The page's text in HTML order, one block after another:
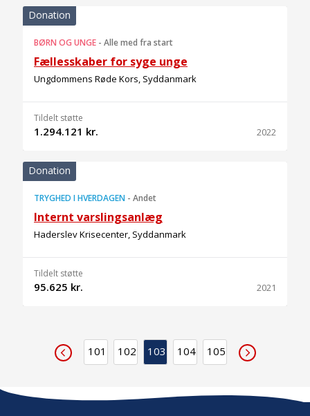
Donation
BØRN OG UNGE - Alle med fra start
Fællesskaber for syge unge
Ungdommens Røde Kors, Syddanmark
Tildelt støtte
1.294.121 kr. 2022
Donation
TRYGHED I HVERDAGEN - Andet
Internt varslingsanlæg
Haderslev Krisecenter, Syddanmark
Tildelt støtte
95.625 kr. 2021
101 102 103 104 105